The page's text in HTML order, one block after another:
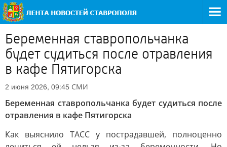
Беременная ставропольчанка
будет судиться после отравления
в кафе Пятигорска
2 июня 2026, 09:45 СМИ
Беременная ставропольчанка будет судиться после
отравления в кафе Пятигорска
Как выяснило ТАСС у пострадавшей, полноценно